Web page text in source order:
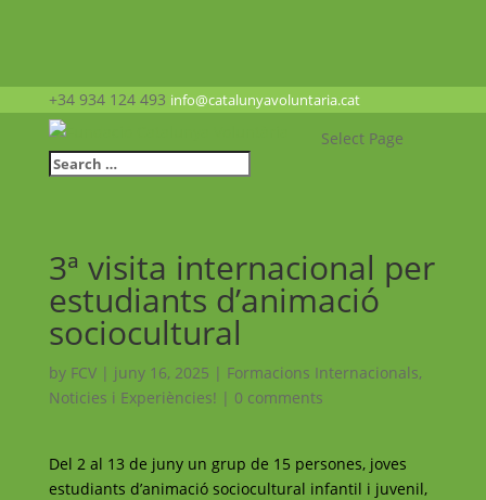
+34 934 124 493 info@catalunyavoluntaria.cat
Select Page
3ª visita internacional per
estudiants d’animació
sociocultural
by FCV| juny 16, 2025 | Formacions Internacionals,
Noticies i Experiències! | 0 comments
Del 2 al 13 de juny un grup de 15 persones, joves
estudiants d’animació sociocultural infantil i juvenil,